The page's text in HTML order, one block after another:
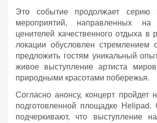
Это событие продолжает серию
мероприятий, направленных на
ценителей качественного отдыха в
локации обусловлен стремлением
предложить гостям уникальный
живое выступление артиста
природными красотами побережья.
Согласно анонсу, концерт пройдет
подготовленной площадке Helipad.
подчеркивают, что выступление